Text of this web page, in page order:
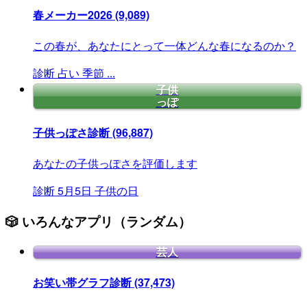
春メーカー2026(9,089)
この春が、あなたにとって一体どんな春になるのか？
診断 占い 季節 ...
子供
っぽ
子供っぽさ診断(96,887)
あなたの子供っぽさを評価します
診断5月5日 子供の日
🎲 いろんなアプリ（ランダム）
芸人
お笑い帯グラフ診断(37,473)